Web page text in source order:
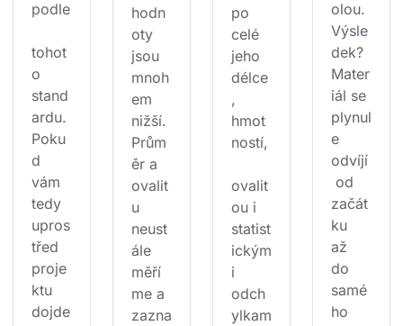
podle
tohot
o
stand
ardu.
Poku
d
vám
tedy
upros
třed
proje
ktu
dojde
hodn
oty
jsou
mnoh
em
nižší.
Prům
ěr a
ovalit
u
neust
ále
měří
me a
zazna
po
celé
jeho
délce
,
hmot
ností,
ovalit
ou i
statist
ickým
i
odch
ylkam
olou.
Výsle
dek?
Mater
iál se
plynul
e
odvíjí
od
začát
ku
až
do
samé
ho